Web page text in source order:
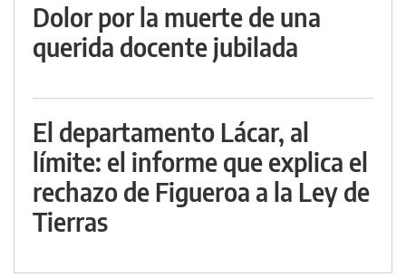
Dolor por la muerte de una
querida docente jubilada
El departamento Lácar, al
límite: el informe que explica el
rechazo de Figueroa a la Ley de
Tierras